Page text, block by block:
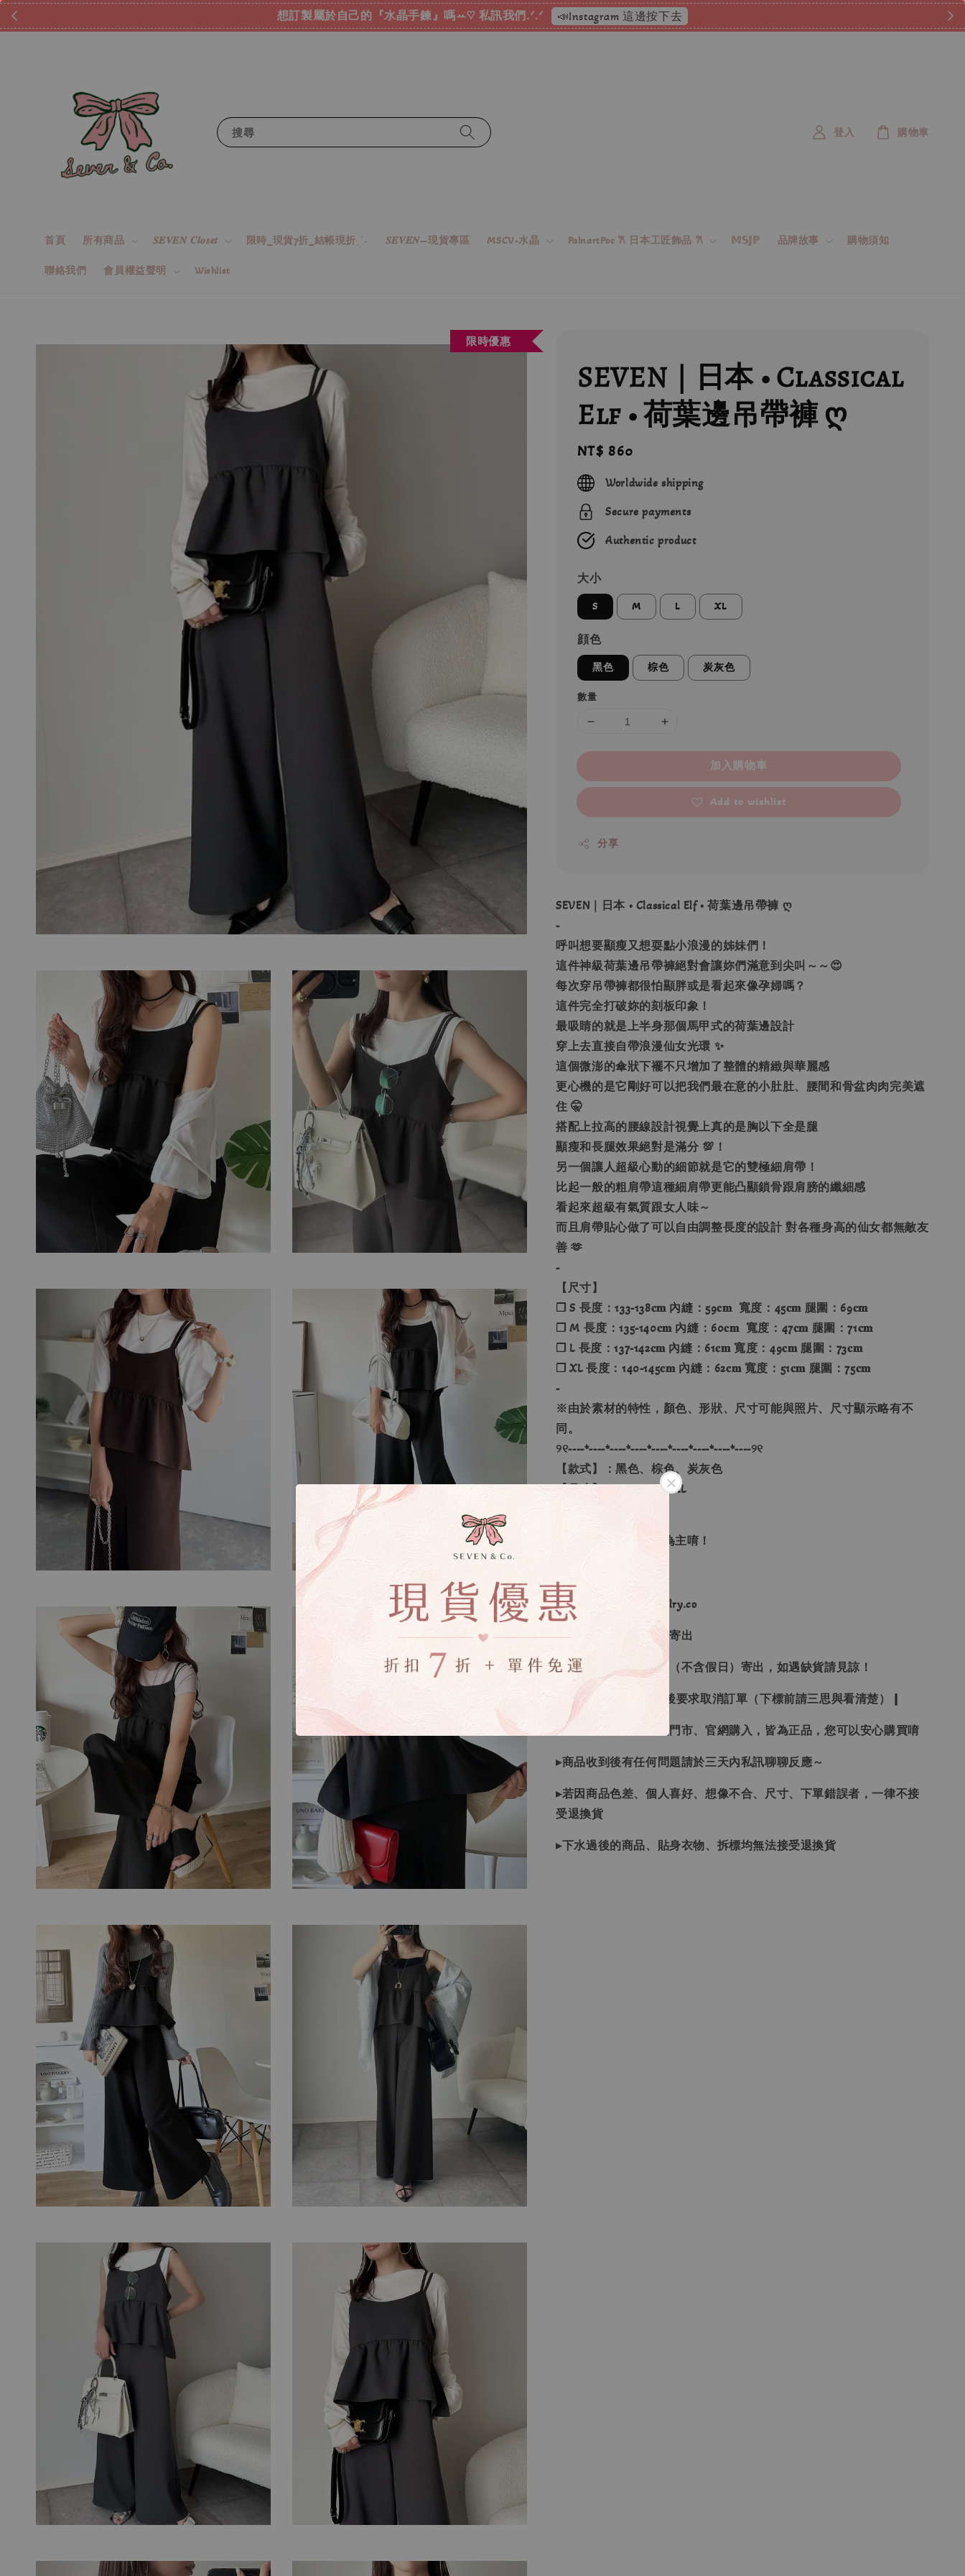
想訂製屬於自己的『水晶手鍊』嗎ꕀ♡ 私訊我們.ᐟ.ᐟ 📣Instagram 這邊按下去
搜尋
首頁 所有商品 𝑺𝑬𝑽𝑬𝑵 𝑪𝒍𝒐𝒔𝒆𝒕 限時_現貨7折_結帳現折ˎˊ˗ 𝑺𝑬𝑽𝑬𝑵--現貨專區 MSCV-水晶 PalnartPoc 𐙚 日本工匠飾品 𐙚 𝕄𝕊𝕁ℙ 品牌故事 購物須知
聯絡我們 會員權益聲明 Wishlist
登入 購物車
限時優惠
SEVEN｜日本 • Classical
Elf • 荷葉邊吊帶褲 ღ
Regular
price
NT$ 860
Worldwide shipping
Secure payments
Authentic product
大小
S M L XL
顔色
黑色 棕色 炭灰色
數量
加入購物車
Add to wishlist
分享
SEVEN｜日本 • Classical Elf • 荷葉邊吊帶褲 ღ
-
呼叫想要顯瘦又想耍點小浪漫的姊妹們！
這件神級荷葉邊吊帶褲絕對會讓妳們滿意到尖叫～～😍
每次穿吊帶褲都很怕顯胖或是看起來像孕婦嗎？
這件完全打破妳的刻板印象！
最吸睛的就是上半身那個馬甲式的荷葉邊設計
穿上去直接自帶浪漫仙女光環 ✨
這個微澎的傘狀下襬不只增加了整體的精緻與華麗感
更心機的是它剛好可以把我們最在意的小肚肚、腰間和骨盆肉肉完美遮
住 🤫
搭配上拉高的腰線設計視覺上真的是胸以下全是腿
顯瘦和長腿效果絕對是滿分 💯！
另一個讓人超級心動的細節就是它的雙極細肩帶！
比起一般的粗肩帶這種細肩帶更能凸顯鎖骨跟肩膀的纖細感
看起來超級有氣質跟女人味～
而且肩帶貼心做了可以自由調整長度的設計 對各種身高的仙女都無敵友
善 🫶
-
【尺寸】
❐ S 長度：133-138𝐜𝐦 內縫：59𝐜𝐦 寬度：45𝐜𝐦 腿圍：69𝐜𝐦
❐ M 長度：135-140𝐜𝐦 內縫：60𝐜𝐦 寬度：47𝐜𝐦 腿圍：71𝐜𝐦
❐ L 長度：137-142𝐜𝐦 內縫：61𝐜𝐦 寬度：49𝐜𝐦 腿圍：73𝐜𝐦
❐ XL 長度：140-145𝐜𝐦 內縫：62𝐜𝐦 寬度：51𝐜𝐦 腿圍：75𝐜𝐦
-
※由於素材的特性，顏色、形狀、尺寸可能與照片、尺寸顯示略有不
同。
୨୧----*----*----*----*----*----*----*----*----୨୧
【款式】：黑色、棕色、炭灰色
【尺寸】：S、M、L、XL
💡訂單依照下單順序為主唷！
🔍IG搜尋：Sevenjewelry.co
▹現貨商品１～３日內寄出
▹預購商品７～２１日（不含假日）寄出，如遇缺貨請見諒！
❙ 本賣場不接受下標後要求取消訂單（下標前請三思與看清楚）❙
▸商品皆由日本、韓國門市、官網購入，皆為正品，您可以安心購買唷
▸商品收到後有任何問題請於三天內私訊聊聊反應～
▸若因商品色差、個人喜好、想像不合、尺寸、下單錯誤者，一律不接
受退換貨
▸下水過後的商品、貼身衣物、拆標均無法接受退換貨